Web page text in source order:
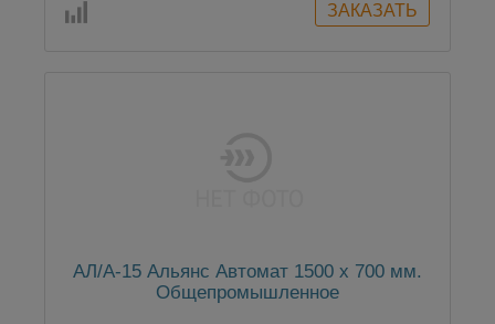
АЛ/А-15 Альянс Автомат 1500 x 700 мм.
Общепромышленное